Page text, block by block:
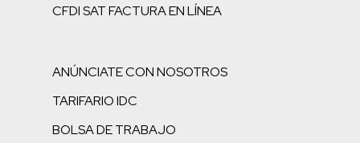
CFDI SAT FACTURA EN LÍNEA
ANÚNCIATE CON NOSOTROS
TARIFARIO IDC
BOLSA DE TRABAJO